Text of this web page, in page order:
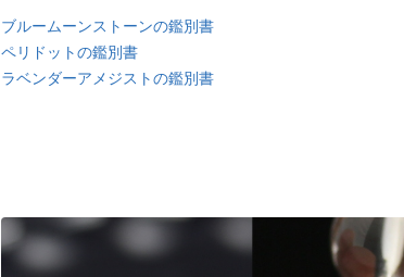
ブルームーンストーンの鑑別書
ペリドットの鑑別書
ラベンダーアメジストの鑑別書